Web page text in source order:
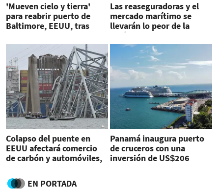
'Mueven cielo y tierra'
para reabrir puerto de
Baltimore, EEUU, tras
Las reaseguradoras y el
mercado marítimo se
llevarán lo peor de la
catástrofe en Baltimore
Colapso del puente en
EEUU afectará comercio
de carbón y automóviles,
Panamá inaugura puerto
de cruceros con una
inversión de US$206
EN PORTADA